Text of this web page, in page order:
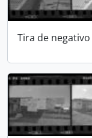
Tira de